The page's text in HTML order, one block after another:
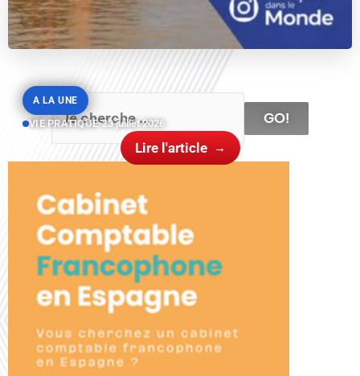
A LA UNE
VIE PRATIQUE•23 juillet 2026
Lire l'article
GO!